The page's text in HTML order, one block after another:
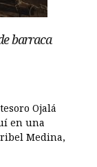
barraca
Ojalá
en una
Medina,